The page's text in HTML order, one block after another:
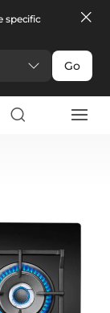
specific
Go